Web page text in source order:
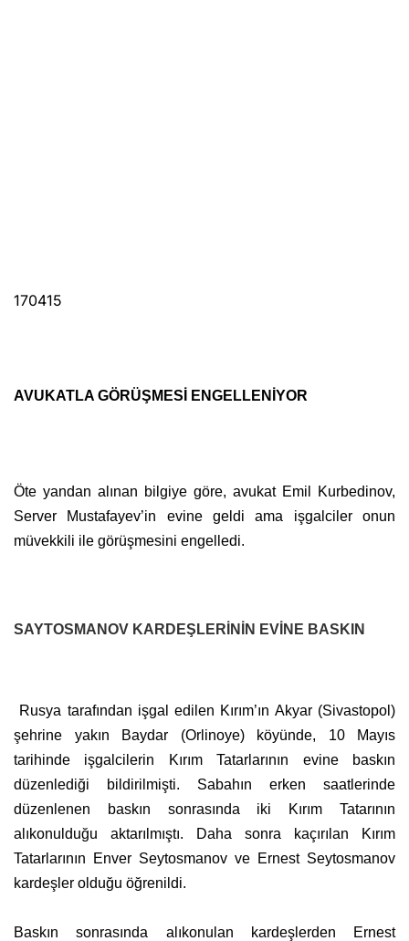
170415
AVUKATLA GÖRÜŞMESİ ENGELLENİYOR
Öte yandan alınan bilgiye göre, avukat Emil Kurbedinov,
Server Mustafayev’in evine geldi ama işgalciler onun
müvekkili ile görüşmesini engelledi.
SAYTOSMANOV KARDEŞLERİNİN EVİNE BASKIN
Rusya tarafından işgal edilen Kırım’ın Akyar (Sivastopol)
şehrine yakın Baydar (Orlinoye) köyünde, 10 Mayıs
tarihinde işgalcilerin Kırım Tatarlarının evine baskın
düzenlediği bildirilmişti. Sabahın erken saatlerinde
düzenlenen baskın sonrasında iki Kırım Tatarının
alıkonulduğu aktarılmıştı. Daha sonra kaçırılan Kırım
Tatarlarının Enver Seytosmanov ve Ernest Seytosmanov
kardeşler olduğu öğrenildi.
Baskın sonrasında alıkonulan kardeşlerden Ernest